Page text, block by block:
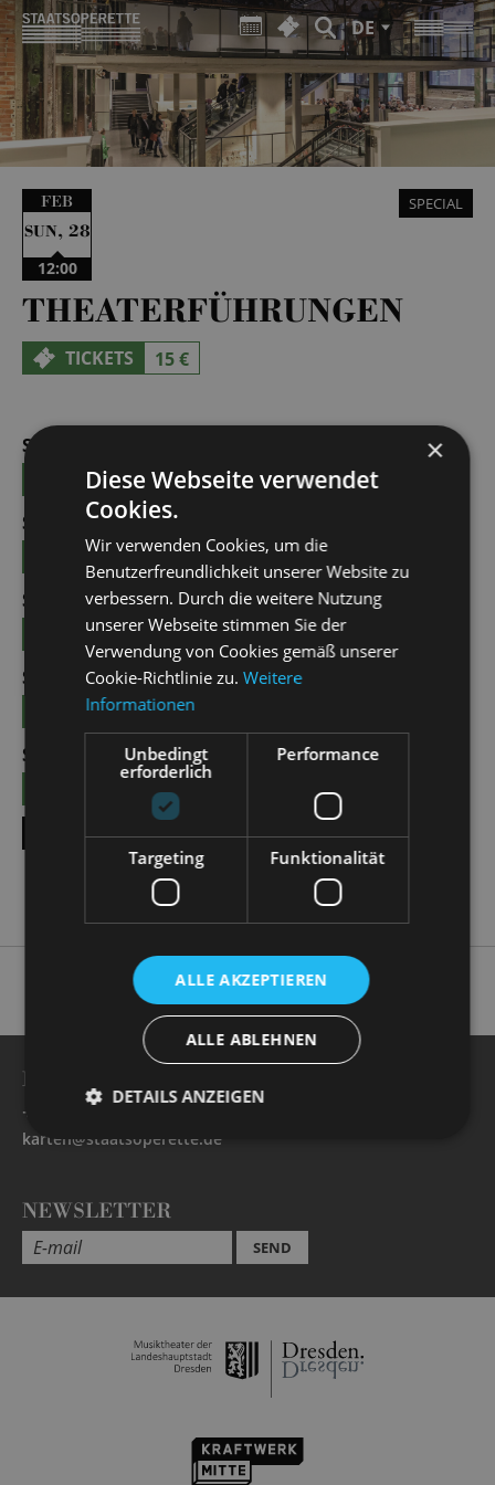
DE
FEB
SUN, 28
12:00
SPECIAL
THEATERFÜHRUNGEN
TICKETS 15 €
SUN | 27.09.2026 | 12:00 - 13:00
TICKETS
15 €
SUN | 04.10.2026 | 12:00 - 13:00
TICKETS
15 €
SUN | 25.10.2026 | 12:00 - 13:00
TICKETS
15 €
SUN | 08.11.2026 | 12:00 - 13:00
TICKETS
15 €
SUN | 22.11.2026 | 12:00 - 13:00
15 €
SHOW ALL DATES
BESUCHERSERVICE
+49 351 32042 222
karten@staatsoperette.de
NEWSLETTER
SEND
×
Diese Webseite verwendet
Cookies.
Wir verwenden Cookies, um die
Benutzerfreundlichkeit unserer Website zu
verbessern. Durch die weitere Nutzung
unserer Webseite stimmen Sie der
Verwendung von Cookies gemäß unserer
Cookie-Richtlinie zu.Weitere
Informationen
Unbedingt
erforderlich
Performance
Targeting Funktionalität
ALLE AKZEPTIEREN
ALLE ABLEHNEN
DETAILS ANZEIGEN